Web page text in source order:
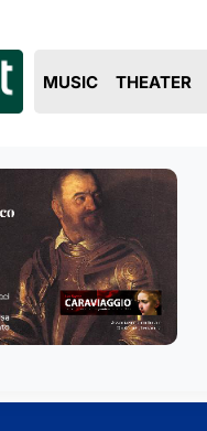
MUSIC THEATER